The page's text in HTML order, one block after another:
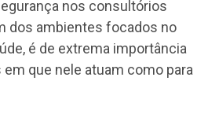
nos consultórios
dos ambientes focados no
é de extrema importância
que nele atuam como para